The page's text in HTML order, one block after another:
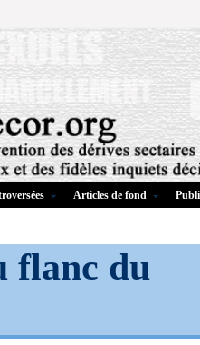
Articles de fond
flanc du